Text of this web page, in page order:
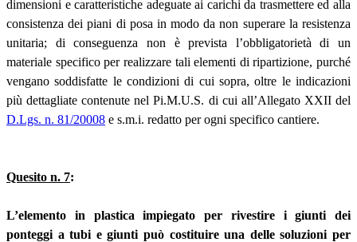
dimensioni e caratteristiche adeguate ai carichi da trasmettere ed alla
consistenza dei piani di posa in modo da non superare la resistenza
unitaria; di conseguenza non è prevista l’obbligatorietà di un
materiale specifico per realizzare tali elementi di ripartizione, purché
vengano soddisfatte le condizioni di cui sopra, oltre le indicazioni
più dettagliate contenute nel Pi.M.U.S. di cui all’Allegato XXII del
D.Lgs. n. 81/20008 e s.m.i. redatto per ogni specifico cantiere.
Quesito n. 7:
L’elemento in plastica impiegato per rivestire i giunti dei
ponteggi a tubi e giunti può costituire una delle soluzioni per